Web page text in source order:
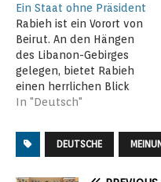
Ein Staat ohne Präsident
Rabieh ist ein Vorort von
Beirut. An den Hängen
des Libanon-Gebirges
gelegen, bietet Rabieh
einen herrlichen Blick
hinunter auf die
Meer. In dieser teuren
Wohngegend leben viele
In "Deutsch"
DEUTSCHE